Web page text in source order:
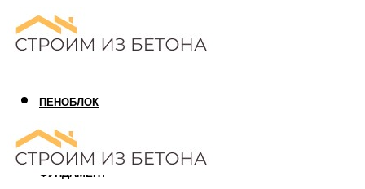
ПЕНОБЛОК
ГАЗОБЛОК
АРБОЛИТОВЫЙ БЛОК
ФУНДАМЕНТ